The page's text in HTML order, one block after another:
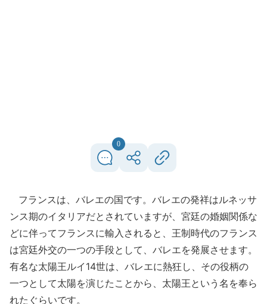
0
フランスは、バレエの国です。バレエの発祥はルネッサ
ンス期のイタリアだとされていますが、宮廷の婚姻関係な
どに伴ってフランスに輸入されると、王制時代のフランス
は宮廷外交の一つの手段として、バレエを発展させます。
有名な太陽王ルイ14世は、バレエに熱狂し、その役柄の
一つとして太陽を演じたことから、太陽王という名を奉ら
れたぐらいです。